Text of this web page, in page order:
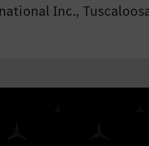
Inc.,